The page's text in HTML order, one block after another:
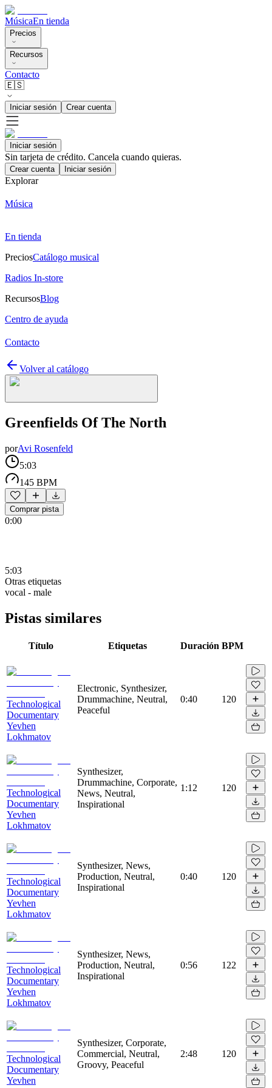
MúsicaEn tienda
Precios
Recursos
Contacto
🇪🇸
Iniciar sesión Crear cuenta
Iniciar sesión
Sin tarjeta de crédito. Cancela cuando quieras.
Crear cuenta Iniciar sesión
Explorar
Música
En tienda
PreciosCatálogo musical
Radios In-store
RecursosBlog
Centro de ayuda
Contacto
Volver al catálogo
Greenfields Of The North
porAvi Rosenfeld
5:03
145 BPM
Comprar pista
0:00
5:03
Otras etiquetas
vocal - male
Pistas similares
Título Etiquetas Duración BPM
Technological
Documentary
Yevhen
Lokhmatov
Electronic, Synthesizer,
Drummachine, Neutral,
Peaceful
0:40 120
Technological
Documentary
Yevhen
Lokhmatov
Synthesizer,
Drummachine, Corporate,
News, Neutral,
Inspirational
1:12 120
Technological
Documentary
Yevhen
Lokhmatov
Synthesizer, News,
Production, Neutral,
Inspirational
0:40 120
Technological
Documentary
Yevhen
Lokhmatov
Synthesizer, News,
Production, Neutral,
Inspirational
0:56 122
Technological
Documentary
Yevhen
Synthesizer, Corporate,
Commercial, Neutral,
Groovy, Peaceful
2:48 120